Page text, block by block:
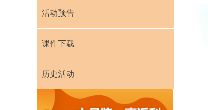
活动预告
课件下载
历史活动